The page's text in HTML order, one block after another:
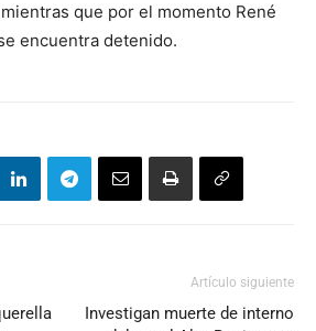
que por el momento René
encuentra detenido.
Artículo siguiente
Investigan muerte de interno